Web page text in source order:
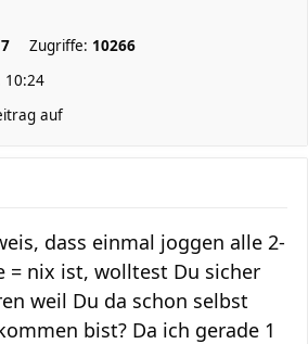
7 Zugriffe: 10266
10:24
auf
dass einmal joggen alle 2-
= nix ist, wolltest Du sicher
weil Du da schon selbst
bist? Da ich gerade 1